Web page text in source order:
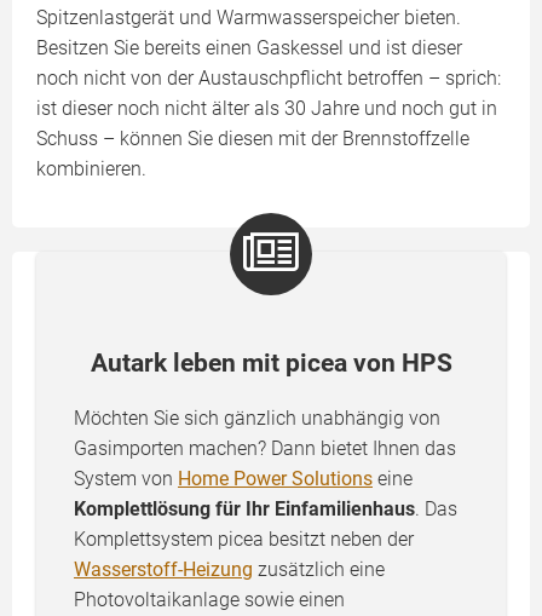
Spitzenlastgerät und Warmwasserspeicher bieten.
Besitzen Sie bereits einen Gaskessel und ist dieser
noch nicht von der Austauschpflicht betroffen – sprich:
ist dieser noch nicht älter als 30 Jahre und noch gut in
Schuss – können Sie diesen mit der Brennstoffzelle
kombinieren.
Autark leben mit picea von HPS
Möchten Sie sich gänzlich unabhängig von
Gasimporten machen? Dann bietet Ihnen das
System von Home Power Solutions eine
Komplettlösung für Ihr Einfamilienhaus. Das
Komplettsystem picea besitzt neben der
Wasserstoff-Heizung zusätzlich eine
Photovoltaikanlage sowie einen